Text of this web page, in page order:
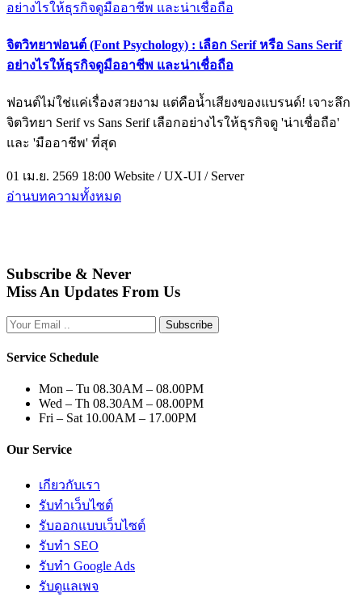
จิตวิทยาฟอนต์ (Font Psychology) : เลือก Serif หรือ Sans Serif
อย่างไรให้ธุรกิจดูมืออาชีพ และน่าเชื่อถือ
ฟอนต์ไม่ใช่แค่เรื่องสวยงาม แต่คือน้ำเสียงของแบรนด์! เจาะลึก
จิตวิทยา Serif vs Sans Serif เลือกอย่างไรให้ธุรกิจดู 'น่าเชื่อถือ'
และ 'มืออาชีพ' ที่สุด
01 เม.ย. 2569 18:00 Website / UX-UI / Server
อ่านบทความทั้งหมด
Subscribe & Never
Miss An Updates From Us
Subscribe
Service Schedule
Mon – Tu 08.30AM – 08.00PM
Wed – Th 08.30AM – 08.00PM
Fri – Sat 10.00AM – 17.00PM
Our Service
เกียวกับเรา
รับทำเว็บไซต์
รับออกแบบเว็บไซต์
รับทำ SEO
รับทำ Google Ads
รับดูแลเพจ